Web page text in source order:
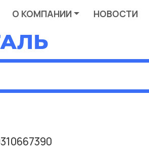
О КОМПАНИИ НОВОСТИ